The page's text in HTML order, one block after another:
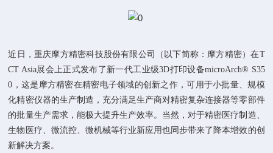
近日，重庆摩方精密科技股份有限公司（以下简称：摩方精密）在T
CT Asia展会上正式发布了新一代工业级3D打印设备microArch® S35
0，这是摩方精密在精密电子领域的创新之作，可用于小批量、规模
化精密仪器的生产制造，充分满足生产商对精密复杂连接器等零部件
的批量生产需求，能极大提升生产效率。当然，对于精密医疗制造、
生物医疗、微流控、微机械等行业新应用也同步带来了降本增效的创
新解决方案。